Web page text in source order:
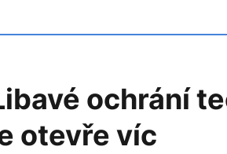
ochrání
otevře víc